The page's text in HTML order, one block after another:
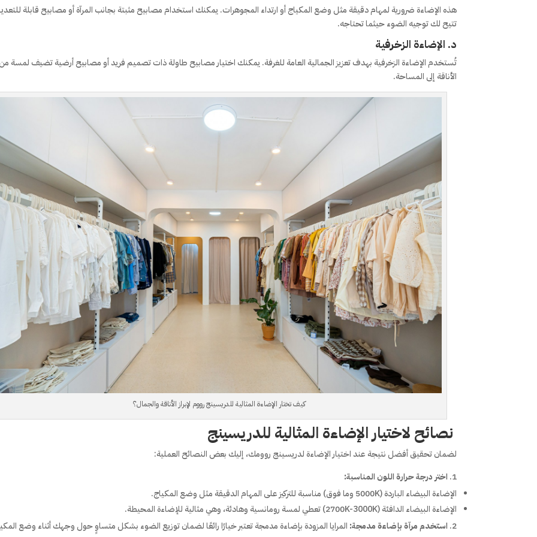
هذه الإضاءة ضرورية لمهام دقيقة مثل وضع المكياج أو ارتداء المجوهرات. يمكنك استخدام مصابيح مثبتة بجانب المرآة أو مصابيح قابلة
تتيح لك توجيه الضوء حيثما تحتاجه.
د. الإضاءة الزخرفية
تُستخدم الإضاءة الزخرفية بهدف تعزيز الجمالية العامة للغرفة. يمكنك اختيار مصابيح طاولة ذات تصميم فريد أو مصابيح أرضية تضيف لمسة
الأناقة إلى المساحة.
كيف تختار الإضاءة المثالية للدريسينج رووم لإبراز الأناقة والجمال؟
نصائح لاختيار الإضاءة المثالية للدريسينج
لضمان تحقيق أفضل نتيجة عند اختيار الإضاءة لدريسينج روومك، إليك بعض النصائح العملية:
اختر درجة حرارة اللون المناسبة:
الإضاءة البيضاء الباردة (5000K وما فوق) مناسبة للتركيز على المهام الدقيقة مثل وضع المكياج.
الإضاءة البيضاء الدافئة (2700K-3000K) تعطي لمسة رومانسية وهادئة، وهي مثالية للإضاءة المحيطة.
استخدم مرآة بإضاءة مدمجة: المرايا المزودة بإضاءة مدمجة تعتبر خيارًا رائعًا لضمان توزيع الضوء بشكل متساوٍ حول وجهك أثناء وضع